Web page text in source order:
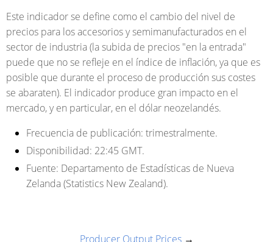
Este indicador se define como el cambio del nivel de
precios para los accesorios y semimanufacturados en el
sector de industria (la subida de precios "en la entrada"
puede que no se refleje en el índice de inflación, ya que es
posible que durante el proceso de producción sus costes
se abaraten). El indicador produce gran impacto en el
mercado, y en particular, en el dólar neozelandés.
Frecuencia de publicación: trimestralmente.
Disponibilidad: 22:45 GMT.
Fuente: Departamento de Estadísticas de Nueva
Zelanda (Statistics New Zealand).
Producer Output Prices →